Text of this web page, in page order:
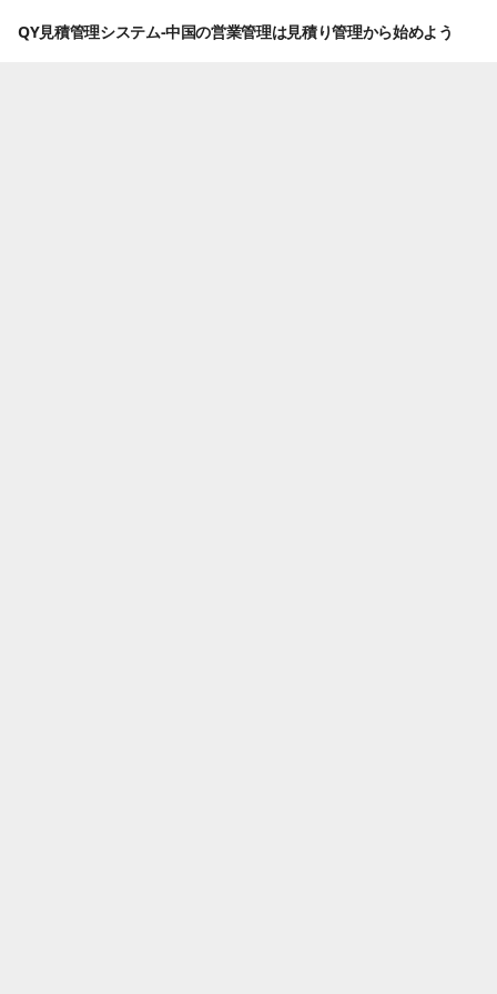
QY見積管理システム-中国の営業管理は見積り管理から始めよう